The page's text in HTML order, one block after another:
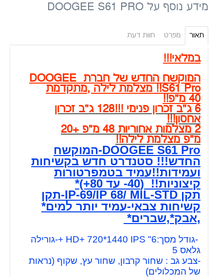
מידע נוסף על DOOGEE S61 PRO
תאור מפרט חוות דעת
במלאי!!!
המוקשח החדש של חברת DOOGEE
S61 Pro!! מצלמת לילה ,מתקדמת
40 מ"פ!!
6 ג"ב זכרון פנימי !!!128 ג"ב זכרון
אחסון!!!
2 מצלמות אחוריות 48 מ"פ +20
מ"פ מצלמת לילה!!
DOOGEE S61 Pro-המוקשח
החדש!!! סטנדרט חדש בקשיחות
ועמידות!!עמיד בטמפרטורות
קיצוניות!! (40- עד 80+)*
תקן IP-69/IP 68/ MIL-STD-תקן
קשיחות צבאי-עמיד יותר למים*
,אבק*,שברים*
-גודל מסך:6" HD+ 720*1440 IPS +-גורילה
גלאס 5
-צבע גב : שחור קרבון, שחור עץ, שקוף (נראות
של המכלולים)